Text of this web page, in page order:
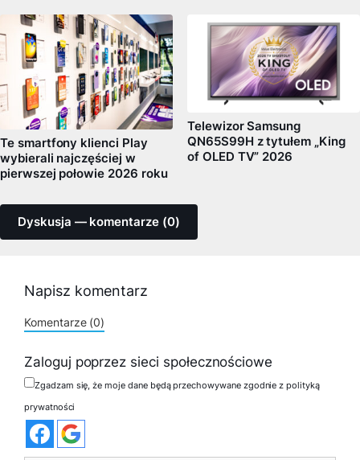
Te smartfony klienci Play
wybierali najczęściej w
pierwszej połowie 2026 roku
Telewizor Samsung
QN65S99H z tytułem „King
of OLED TV” 2026
Dyskusja — komentarze (0)
Napisz komentarz
Komentarze (0)
Zaloguj poprzez sieci społecznościowe
Zgadzam się, że moje dane będą przechowywane zgodnie z polityką
prywatności